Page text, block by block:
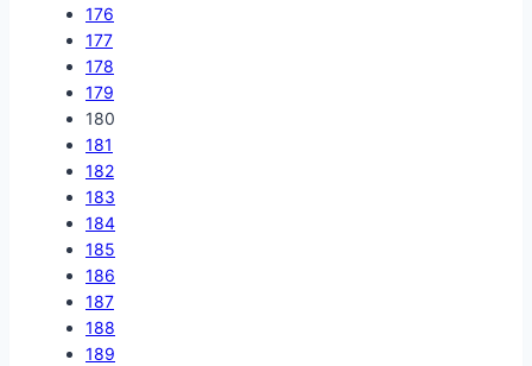
176
177
178
179
180
181
182
183
184
185
186
187
188
189